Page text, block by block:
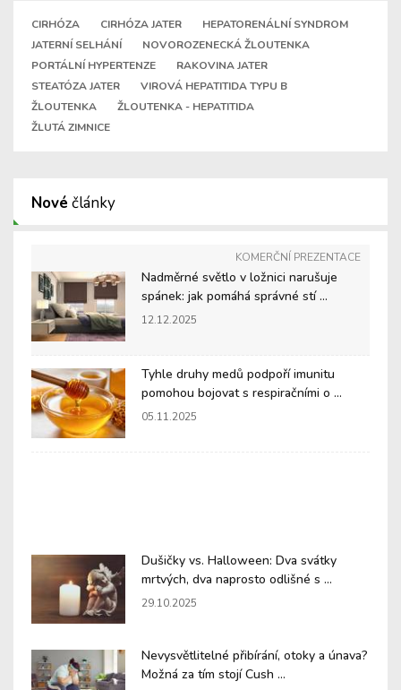
CIRHÓZA CIRHÓZA JATER
HEPATORENÁLNÍ SYNDROM
JATERNÍ SELHÁNÍ
NOVOROZENECKÁ ŽLOUTENKA
PORTÁLNÍ HYPERTENZE
RAKOVINA JATER
STEATÓZA JATER
VIROVÁ HEPATITIDA TYPU B
ŽLOUTENKA
ŽLOUTENKA - HEPATITIDA
ŽLUTÁ ZIMNICE
Nové články
KOMERČNÍ PREZENTACE
Nadměrné světlo v ložnici narušuje
spánek: jak pomáhá správné stí ...
12.12.2025
Tyhle druhy medů podpoří imunitu
pomohou bojovat s respiračními o ...
05.11.2025
Dušičky vs. Halloween: Dva svátky
mrtvých, dva naprosto odlišné s ...
29.10.2025
Nevysvětlitelné přibírání, otoky a únava?
Možná za tím stojí Cush ...